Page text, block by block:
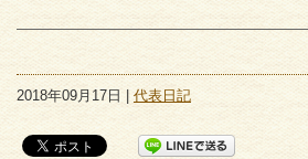
2018年09月17日 |代表日記